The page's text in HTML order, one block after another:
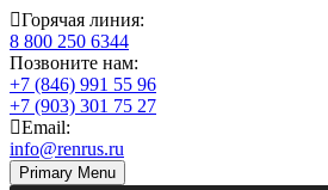
Горячая линия:
8 800 250 6344
Позвоните нам:
+7 (846) 991 55 96
+7 (903) 301 75 27
Email:
info@renrus.ru
Primary Menu